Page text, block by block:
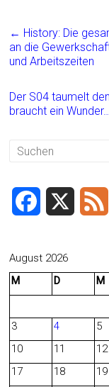
ce
b
o
ok
ai
l
← History: Die
an die
und Arbeitszeiten
Der S04 taumelt
braucht ein Wunder…
c
b
o
August 2026
M
D M
3
4 5
10
11 12
17
18 19